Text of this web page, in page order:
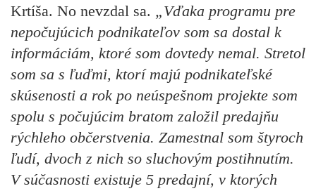
Krtíša. No nevzdal sa. „Vďaka programu pre
nepočujúcich podnikateľov som sa dostal k
informáciám, ktoré som dovtedy nemal. Stretol
som sa s ľuďmi, ktorí majú podnikateľské
skúsenosti a rok po neúspešnom projekte som
spolu s počujúcim bratom založil predajňu
rýchleho občerstvenia. Zamestnal som štyroch
ľudí, dvoch z nich so sluchovým postihnutím.
V súčasnosti existuje 5 predajní, v ktorých